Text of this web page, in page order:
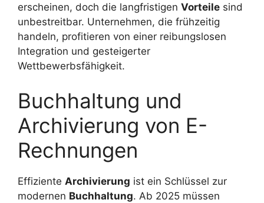
erscheinen, doch die langfristigen Vorteile sind
unbestreitbar. Unternehmen, die frühzeitig
handeln, profitieren von einer reibungslosen
Integration und gesteigerter
Wettbewerbsfähigkeit.
Buchhaltung und
Archivierung von E-
Rechnungen
Effiziente Archivierung ist ein Schlüssel zur
modernen Buchhaltung. Ab 2025 müssen